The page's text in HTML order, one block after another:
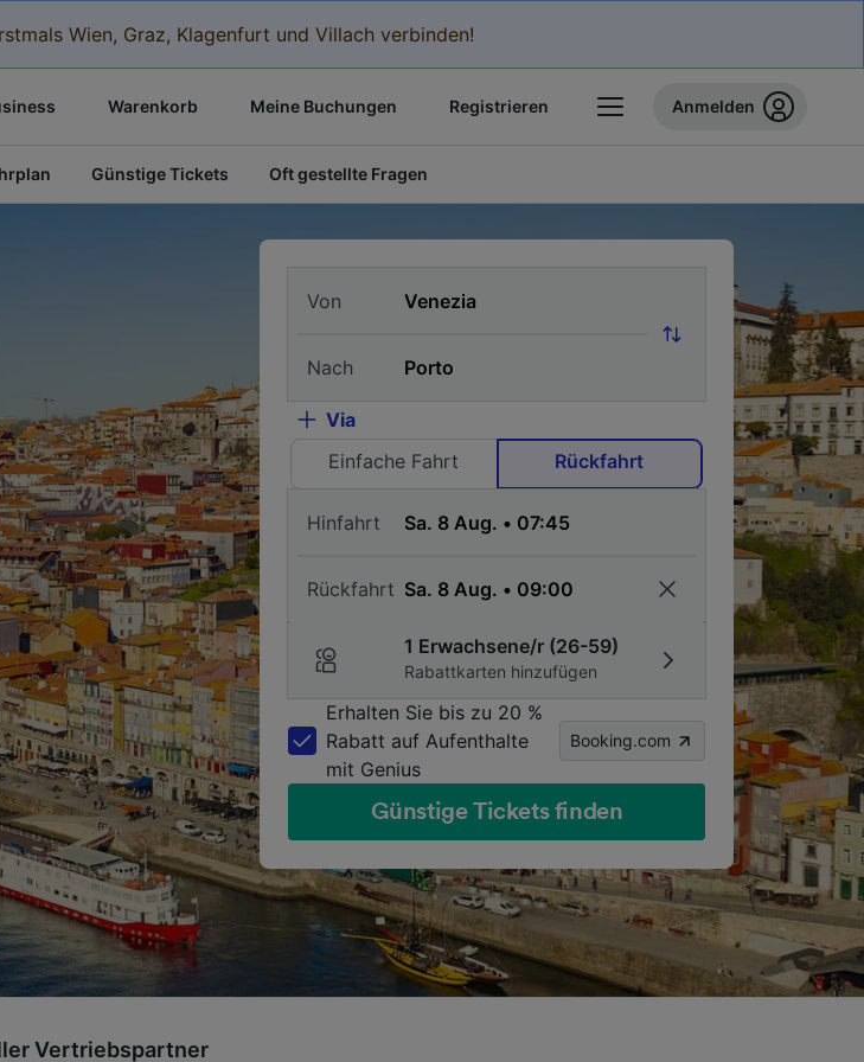
Wien, Graz, Klagenfurt und Villach verbinden!
Warenkorb Meine Buchungen Registrieren Anmelden
Günstige Tickets Oft gestellte Fragen
Von
Nach
Via
Einfache Fahrt
Rückfahrt
Hinfahrt
Rückfahrt
1 Erwachsene/r (26-59)
Rabattkarten hinzufügen
Erhalten Sie bis zu 20 %
Rabatt auf Aufenthalte
mit Genius
Booking.com
Günstige Tickets finden
Vertriebspartner